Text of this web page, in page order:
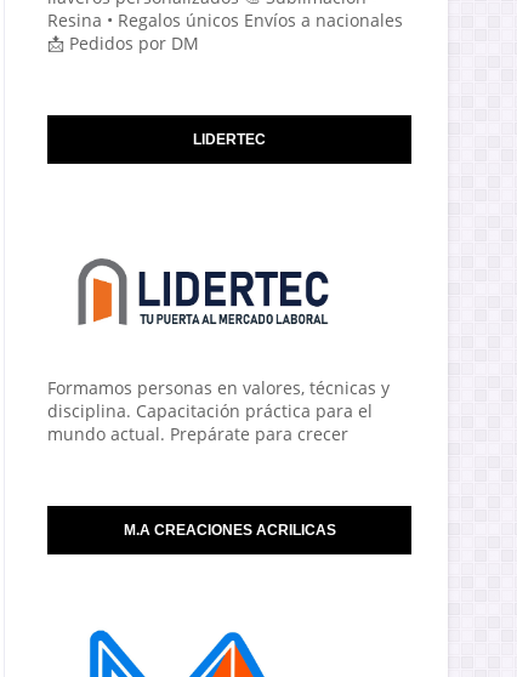
Resina • Regalos únicos Envíos a nacionales
📩 Pedidos por DM
LIDERTEC
Formamos personas en valores, técnicas y
disciplina. Capacitación práctica para el
mundo actual. Prepárate para crecer
M.A CREACIONES ACRILICAS